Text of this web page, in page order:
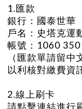
1.匯款
銀行：國泰世華
戶名：史塔克運
帳號：1060
（匯款單請留
以利核對繳費資
2.線上刷卡
請點擊連結進行